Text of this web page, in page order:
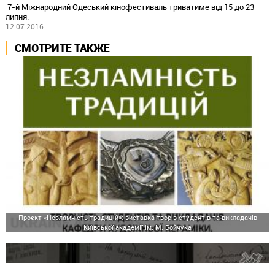
7-й Міжнародний Одеський кінофестиваль триватиме від 15 до 23
липня.
12.07.2016
СМОТРИТЕ ТАКЖЕ
Проєкт «Незламність традицій»: виставка творів студентів та викладачів
Київської академії ім. М. Бойчука